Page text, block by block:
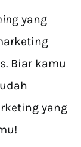
g yang
Biar kamu
yang